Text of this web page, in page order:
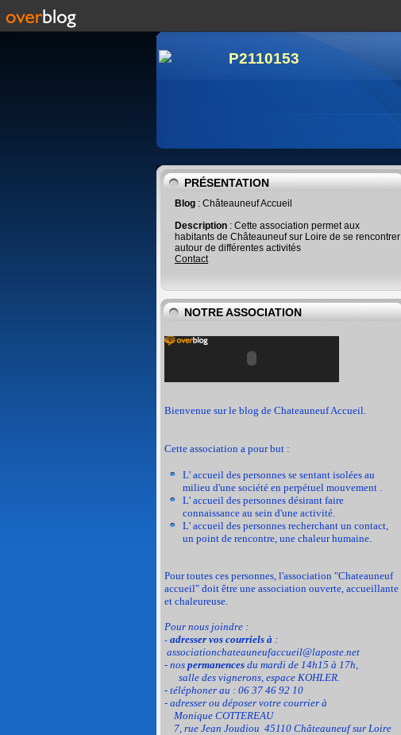
PRÉSENTATION
Blog : Châteauneuf Accueil
Description : Cette association permet aux
habitants de Châteauneuf sur Loire de se rencontrer
autour de différentes activités
Contact
NOTRE ASSOCIATION
Bienvenue sur le blog de Chateauneuf Accueil.
Cette association a pour but :
L' accueil des personnes se sentant isolées au
milieu d'une société en perpétuel mouvement .
L' accueil des personnes désirant faire
connaissance au sein d'une activité.
L' accueil des personnes recherchant un contact,
un point de rencontre, une chaleur humaine.
Pour toutes ces personnes, l'association "Chateauneuf
accueil" doit être une association ouverte, accueillante
et chaleureuse.
Pour nous joindre :
- adresser vos courriels à :
associationchateauneufaccueil@laposte.net
- nos permanences du mardi de 14h15 à 17h,
salle des vignerons, espace KOHLER.
- téléphoner au : 06 37 46 92 10
- adresser ou déposer votre courrier à
Monique COTTEREAU
7, rue Jean Joudiou 45110 Châteauneuf sur Loire